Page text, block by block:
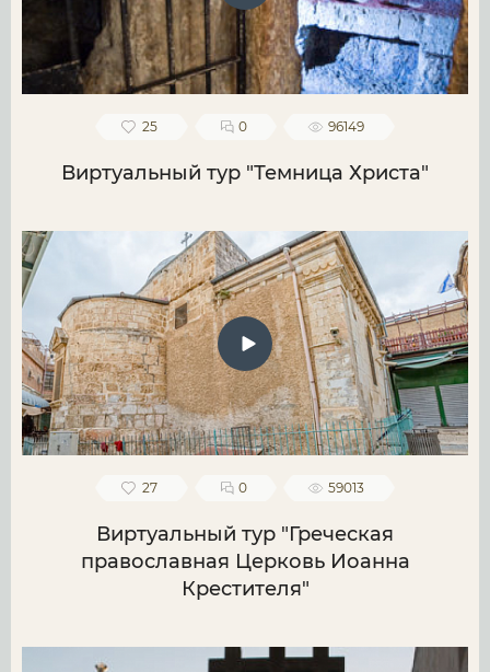
25 0 96149
Виртуальный тур "Темница Христа"
27 0 59013
Виртуальный тур "Греческая
православная Церковь Иоанна
Крестителя"